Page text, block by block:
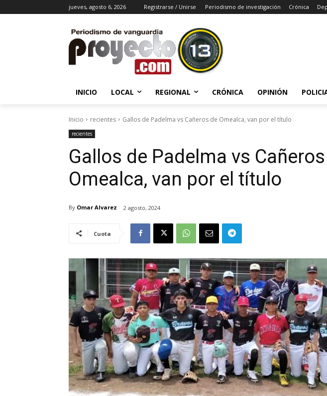
jueves, agosto 6, 2026 Registrarse / Unirse Periodismo de investigación Crónica
INICIO LOCAL REGIONAL CRÓNICA OPINIÓN
Inicio recientes Gallos de Padelma vs Cañeros de Omealca, van por el título
recientes
Gallos de Padelma vs
Omealca, van por el título
By Omar Alvarez 2 agosto, 2024
Cuota